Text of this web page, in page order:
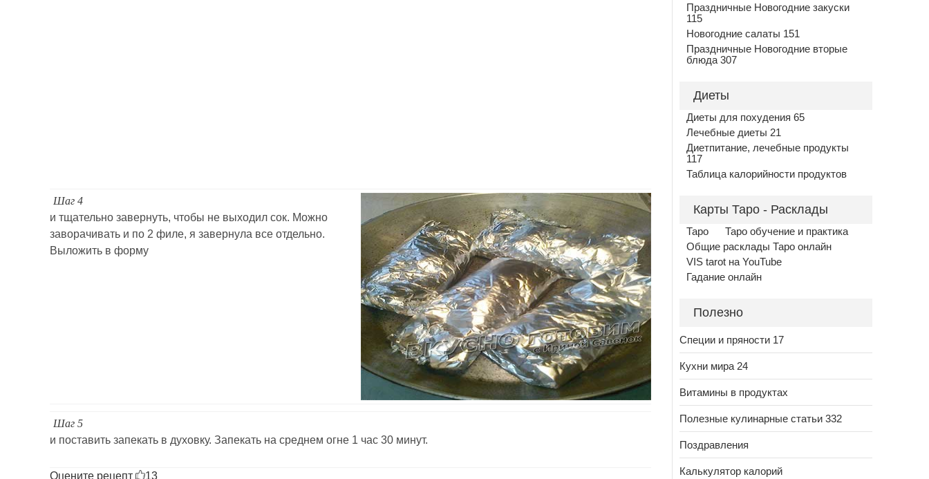
Шаг 4
и тщательно завернуть, чтобы не выходил сок. Можно
заворачивать и по 2 филе, я завернула все отдельно.
Выложить в форму
Шаг 5
и поставить запекать в духовку. Запекать на среднем огне 1 час 30 минут.
Оцените рецепт 13
Праздничные Новогодние закуски
115
Новогодние салаты 151
Праздничные Новогодние вторые
блюда 307
Диеты
Диеты для похудения 65
Лечебные диеты 21
Диетпитание, лечебные продукты
117
Таблица калорийности продуктов
Карты Таро - Расклады
Таро
Таро обучение и практика
Общие расклады Таро онлайн
VIS tarot на YouTube
Гадание онлайн
Полезно
Специи и пряности 17
Кухни мира 24
Витамины в продуктах
Полезные кулинарные статьи 332
Поздравления
Калькулятор калорий